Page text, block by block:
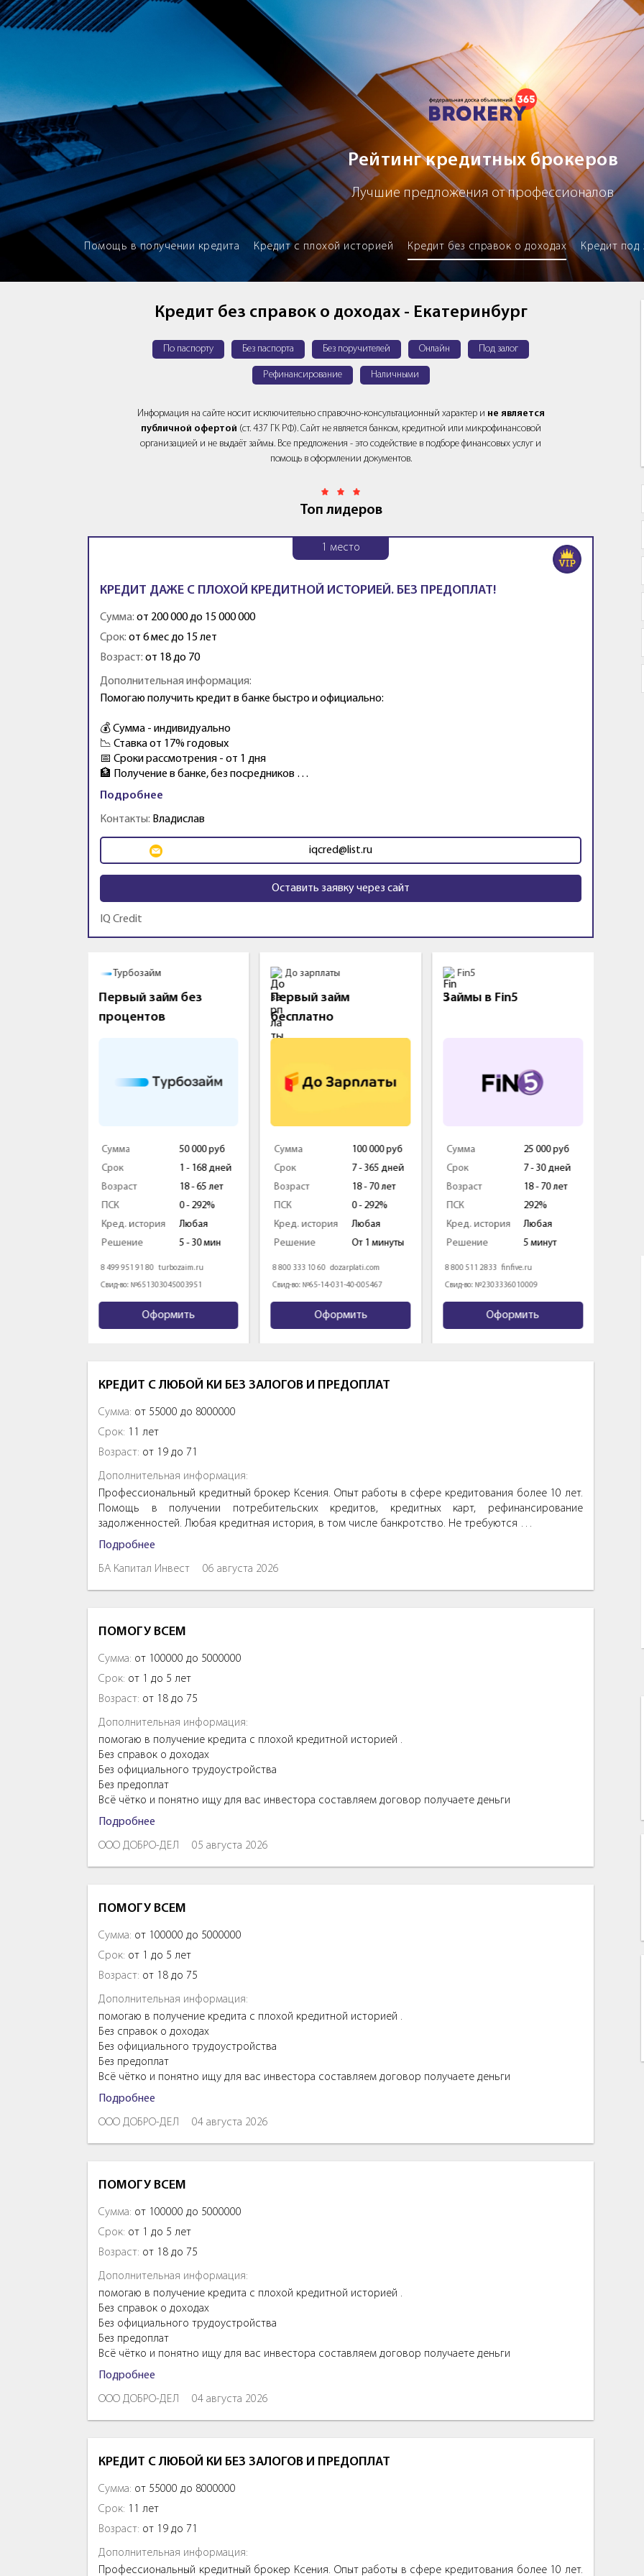
Brokery365 - Рейтинг кредитных брокеров
Рейтинг кредитных брокеров
Лучшие предложения от профессионалов
Помощь в получении кредита Кредит с плохой историей Кредит без справок о доходах Кредит под
Кредит без справок о доходах - Екатеринбург
По паспорту Без паспорта Без поручителей Онлайн Под залог
Рефинансирование Наличными
Информация на сайте носит исключительно справочно-консультационный характер и не является
публичной офертой (ст. 437 ГК РФ). Сайт не является банком, кредитной или микрофинансовой
организацией и не выдаёт займы. Все предложения - это содействие в подборе финансовых услуг и
помощь в оформлении документов.
Топ лидеров
1 место
КРЕДИТ ДАЖЕ С ПЛОХОЙ КРЕДИТНОЙ ИСТОРИЕЙ. БЕЗ ПРЕДОПЛАТ!
Сумма: от 200 000 до 15 000 000
Срок: от 6 мес до 15 лет
Возраст: от 18 до 70
Дополнительная информация:
Помогаю получить кредит в банке быстро и официально:
💰 Сумма - индивидуально
📉 Ставка от 17% годовых
📅 Сроки рассмотрения - от 1 дня
🏦 Получение в банке, без посредников …
Подробнее
Контакты: Владислав
iqcred@list.ru
Оставить заявку через сайт
IQ Credit
Турбозайм
Первый займ без
процентов
Сумма
50 000 руб
Срок
1 - 168 дней
Возраст
18 - 65 лет
ПСК
0 - 292%
Кред. история
Любая
Решение
5 - 30 мин
8 499 951 91 80 turbozaim.ru
Свид-во: №651303045003951
Оформить
До зарплаты
Первый займ
бесплатно
Сумма
100 000 руб
Срок
7 - 365 дней
Возраст
18 - 70 лет
ПСК
0 - 292%
Кред. история
Любая
Решение
От 1 минуты
8 800 333 10 60 dozarplati.com
Свид-во: №65-14-031-40-005467
Оформить
Fin5
Займы в Fin5
Сумма
25 000 руб
Срок
7 - 30 дней
Возраст
18 - 70 лет
ПСК
292%
Кред. история
Любая
Решение
5 минут
8 800 511 2833 finfive.ru
Свид-во: №2303336010009
Оформить
КРЕДИТ С ЛЮБОЙ КИ БЕЗ ЗАЛОГОВ И ПРЕДОПЛАТ
Сумма: от 55000 до 8000000
Срок: 11 лет
Возраст: от 19 до 71
Дополнительная информация:
Профессиональный кредитный брокер Ксения. Опыт работы в сфере кредитования более 10 лет.
Помощь в получении потребительских кредитов, кредитных карт, рефинансирование
задолженностей. Любая кредитная история, в том числе банкротство. Не требуются …
Подробнее
БА Капитал Инвест 06 августа 2026
ПОМОГУ ВСЕМ
Сумма: от 100000 до 5000000
Срок: от 1 до 5 лет
Возраст: от 18 до 75
Дополнительная информация:
помогаю в получение кредита с плохой кредитной историей .
Без справок о доходах
Без официального трудоустройства
Без предоплат
Всё чётко и понятно ищу для вас инвестора составляем договор получаете деньги
Подробнее
ООО ДОБРО-ДЕЛ 05 августа 2026
ПОМОГУ ВСЕМ
Сумма: от 100000 до 5000000
Срок: от 1 до 5 лет
Возраст: от 18 до 75
Дополнительная информация:
помогаю в получение кредита с плохой кредитной историей .
Без справок о доходах
Без официального трудоустройства
Без предоплат
Всё чётко и понятно ищу для вас инвестора составляем договор получаете деньги
Подробнее
ООО ДОБРО-ДЕЛ 04 августа 2026
ПОМОГУ ВСЕМ
Сумма: от 100000 до 5000000
Срок: от 1 до 5 лет
Возраст: от 18 до 75
Дополнительная информация:
помогаю в получение кредита с плохой кредитной историей .
Без справок о доходах
Без официального трудоустройства
Без предоплат
Всё чётко и понятно ищу для вас инвестора составляем договор получаете деньги
Подробнее
ООО ДОБРО-ДЕЛ 04 августа 2026
КРЕДИТ С ЛЮБОЙ КИ БЕЗ ЗАЛОГОВ И ПРЕДОПЛАТ
Сумма: от 55000 до 8000000
Срок: 11 лет
Возраст: от 19 до 71
Дополнительная информация:
Профессиональный кредитный брокер Ксения. Опыт работы в сфере кредитования более 10 лет.